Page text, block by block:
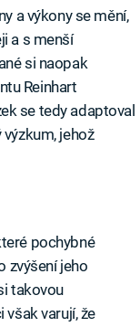
a výkony se mění,
a s menší
si naopak
Reinhart
se tedy adaptoval
jehož
pochybné
zvýšení jeho
takovou
varují, že